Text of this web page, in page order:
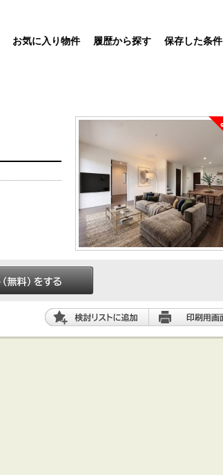
お気に入り物件 履歴から探す 保存した条件